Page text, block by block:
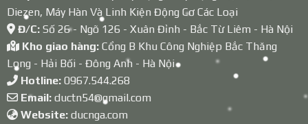
Diezen, Máy Hàn Và Linh Kiện Động Cơ Các Loại
Đ/C: Số 26 - Ngõ 126 - Xuân Đỉnh - Bắc Từ Liêm - Hà Nội
Kho giao hàng: Cổng B Khu Công Nghiệp Bắc Thăng
Long - Hải Bối - Đông Anh - Hà Nội
Hotline: 0967.544.268
Email: ductn54@gmail.com
Website: ducnga.com